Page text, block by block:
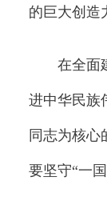
的巨大创造
在全面建
进中华民族
同志为核心
要坚守“一